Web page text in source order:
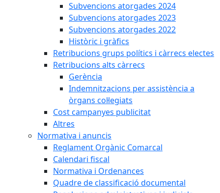
Subvencions atorgades 2024
Subvencions atorgades 2023
Subvencions atorgades 2022
Històric i gràfics
Retribucions grups polítics i càrrecs electes
Retribucions alts càrrecs
Gerència
Indemnitzacions per assistència a
òrgans col·legiats
Cost campanyes publicitat
Altres
Normativa i anuncis
Reglament Orgànic Comarcal
Calendari fiscal
Normativa i Ordenances
Quadre de classificació documental